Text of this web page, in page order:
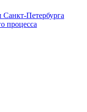
Петербурга
процесса